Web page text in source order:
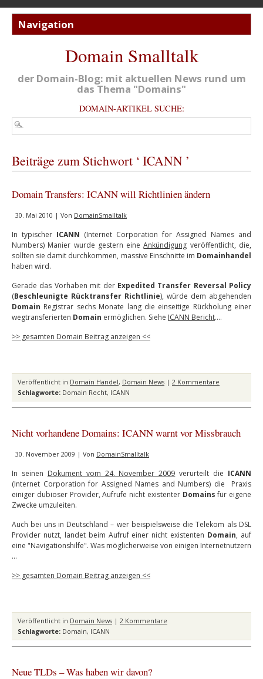
Domain Smalltalk
der Domain-Blog: mit aktuellen News rund um
das Thema "Domains"
DOMAIN-ARTIKEL SUCHE:
Beiträge zum Stichwort ‘ ICANN ’
Domain Transfers: ICANN will Richtlinien ändern
30. Mai 2010 | Von DomainSmalltalk
In typischer ICANN (Internet Corporation for Assigned Names and
Numbers) Manier wurde gestern eineAnkündigung veröffentlicht, die,
sollten sie damit durchkommen, massive Einschnitte im Domainhandel
haben wird.
Gerade das Vorhaben mit der Expedited Transfer Reversal Policy
(Beschleunigte Rücktransfer Richtlinie), würde dem abgehenden
Domain Registrar sechs Monate lang die einseitige Rückholung einer
wegtransferierten Domain ermöglichen. Siehe ICANN Bericht.…
>> gesamten Domain Beitrag anzeigen <<
Veröffentlicht in Domain Handel, Domain News | 2 Kommentare
Schlagworte: Domain Recht, ICANN
Nicht vorhandene Domains: ICANN warnt vor Missbrauch
30. November 2009 | Von DomainSmalltalk
In seinen Dokument vom 24. November 2009 verurteilt die ICANN
(Internet Corporation for Assigned Names and Numbers) die Praxis
einiger dubioser Provider, Aufrufe nicht existenter Domainsfür eigene
Zwecke umzuleiten.
Auch bei uns in Deutschland – wer beispielsweise die Telekom als DSL
Provider nutzt, landet beim Aufruf einer nicht existenten Domain, auf
eine "Navigationshilfe". Was möglicherweise von einigen Internetnutzern
…
>> gesamten Domain Beitrag anzeigen <<
Veröffentlicht in Domain News | 2 Kommentare
Schlagworte: Domain, ICANN
Neue TLDs – Was haben wir davon?